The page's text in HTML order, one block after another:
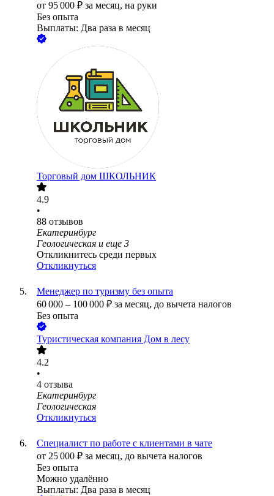
от 95 000 ₽ за месяц, на руки
Без опыта
Выплаты: Два раза в месяц
Торговый дом ШКОЛЬНИК
4.9
•
88 отзывов
Екатеринбург
Геологическая и еще 3
Откликнитесь среди первых
Откликнуться
Менеджер по туризму без опыта
60 000 – 100 000 ₽ за месяц, до вычета налогов
Без опыта
Туристическая компания Дом в лесу
4.2
•
4 отзыва
Екатеринбург
Геологическая
Откликнуться
Специалист по работе с клиентами в чате
от 25 000 ₽ за месяц, до вычета налогов
Без опыта
Можно удалённо
Выплаты: Два раза в месяц